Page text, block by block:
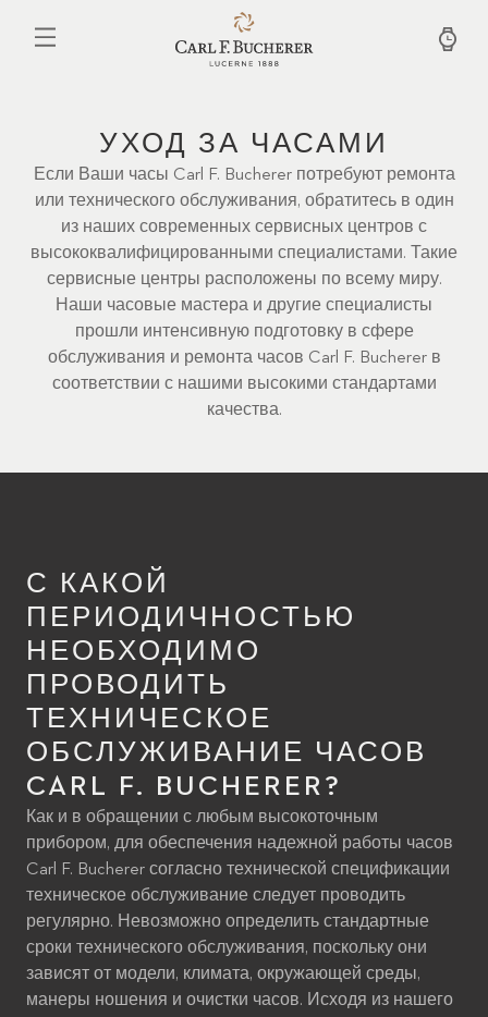
основному
УХОД ЗА ЧАСАМИ
Если Ваши часы Carl F. Bucherer потребуют ремонта
или технического обслуживания, обратитесь в один
из наших современных сервисных центров с
высококвалифицированными специалистами. Такие
сервисные центры расположены по всему миру.
Наши часовые мастера и другие специалисты
прошли интенсивную подготовку в сфере
обслуживания и ремонта часов Carl F. Bucherer в
соответствии с нашими высокими стандартами
качества.
С КАКОЙ
ПЕРИОДИЧНОСТЬЮ
НЕОБХОДИМО
ПРОВОДИТЬ
ТЕХНИЧЕСКОЕ
ОБСЛУЖИВАНИЕ ЧАСОВ
CARL F. BUCHERER?
Как и в обращении с любым высокоточным
прибором, для обеспечения надежной работы часов
Carl F. Bucherer согласно технической спецификации
техническое обслуживание следует проводить
регулярно. Невозможно определить стандартные
сроки технического обслуживания, поскольку они
зависят от модели, климата, окружающей среды,
манеры ношения и очистки часов. Исходя из нашего